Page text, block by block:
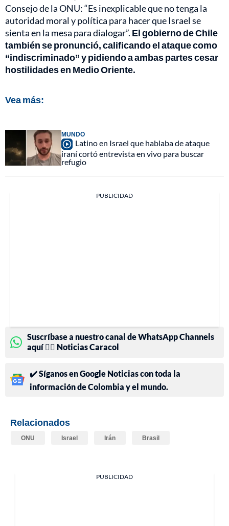
Consejo de la ONU: “Es inexplicable que no tenga la
autoridad moral y política para hacer que Israel se
sienta en la mesa para dialogar”. El gobierno de Chile
también se pronunció, calificando el ataque como
“indiscriminado” y pidiendo a ambas partes cesar
hostilidades en Medio Oriente.
Vea más:
MUNDO
Latino en Israel que hablaba de ataque
iraní cortó entrevista en vivo para buscar
refugio
PUBLICIDAD
Suscríbase a nuestro canal de WhatsApp Channels
aquí 👉🏻 Noticias Caracol
✔️ Síganos en Google Noticias con toda la
información de Colombia y el mundo.
Relacionados
ONU Israel Irán Brasil
PUBLICIDAD